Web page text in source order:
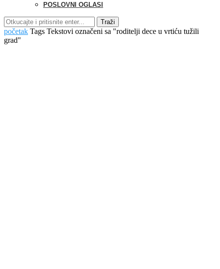
POSLOVNI OGLASI
Traži
početak Tags Tekstovi označeni sa "roditelji dece u vrtiću tužili
grad"